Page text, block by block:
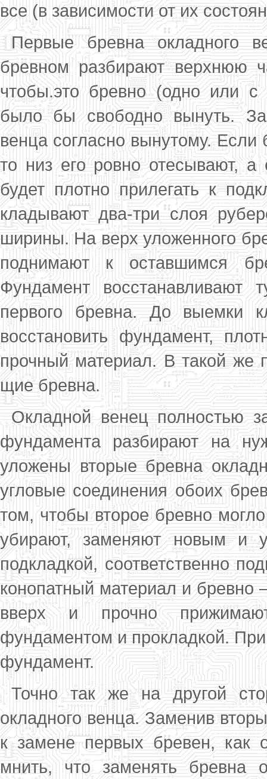
все (в зависимости от их
Первые бревна окладного
бревном разбирают верхнюю
чтобы.это бревно (одно или с
было бы свободно вынуть.
венца со­гласно вынутому. Если
то низ его ровно отесывают,
будет плотно прилегать к
кладывают два-три слоя
ширины. На верх уложенного
поднимают к остав­шимся
Фундамент восстанавливают
первого бревна. До выемки
восстановить фунда­мент,
прочный материал. В такой же
щие бревна.
Окладной венец полностью
фун­дамента разбирают на
уложены вторые бревна
угловые соединения обоих
том, чтобы второе бревно
убирают, за­меняют новым и
подкладкой, соответственно
конопатный материал и
вверх и прочно
фундаментом и прокладкой.
фундамент.
Точно так же на другой
окладного венца. Заменив
к замене первых бревен,
мнить, что заменять бревна